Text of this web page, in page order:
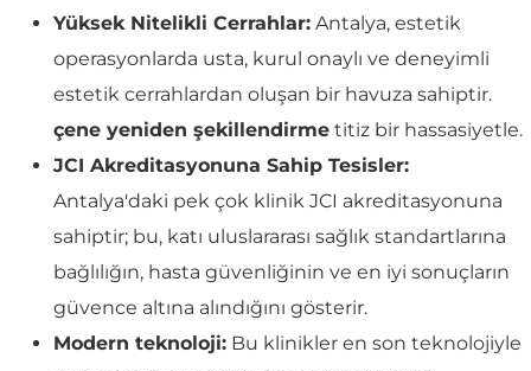
Yüksek Nitelikli Cerrahlar: Antalya, estetik
operasyonlarda usta, kurul onaylı ve deneyimli
estetik cerrahlardan oluşan bir havuza sahiptir.
çene yeniden şekillendirme titiz bir hassasiyetle.
JCI Akreditasyonuna Sahip Tesisler:
Antalya'daki pek çok klinik JCI akreditasyonuna
sahiptir; bu, katı uluslararası sağlık standartlarına
bağlılığın, hasta güvenliğinin ve en iyi sonuçların
güvence altına alındığını gösterir.
Modern teknoloji: Bu klinikler en son teknolojiyle